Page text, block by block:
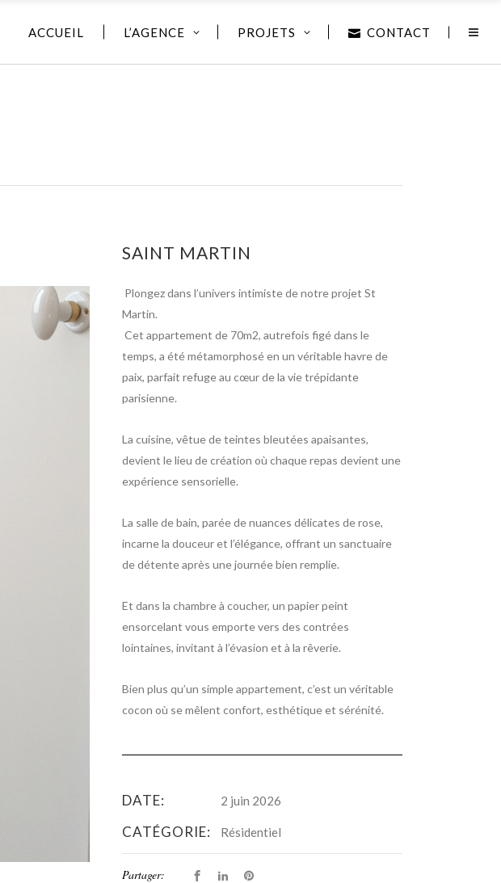
ACCUEIL L’AGENCE PROJETS CONTACT
SAINT MARTIN
Plongez dans l’univers intimiste de notre projet St
Martin.
Cet appartement de 70m2, autrefois figé dans le
temps, a été métamorphosé en un véritable havre de
paix, parfait refuge au cœur de la vie trépidante
parisienne.
La cuisine, vêtue de teintes bleutées apaisantes,
devient le lieu de création où chaque repas devient une
expérience sensorielle.
La salle de bain, parée de nuances délicates de rose,
incarne la douceur et l’élégance, offrant un sanctuaire
de détente après une journée bien remplie.
Et dans la chambre à coucher, un papier peint
ensorcelant vous emporte vers des contrées
lointaines, invitant à l’évasion et à la rêverie.
Bien plus qu’un simple appartement, c’est un véritable
cocon où se mêlent confort, esthétique et sérénité.
DATE: 2 juin 2026
CATÉGORIE: Résidentiel
Partager: